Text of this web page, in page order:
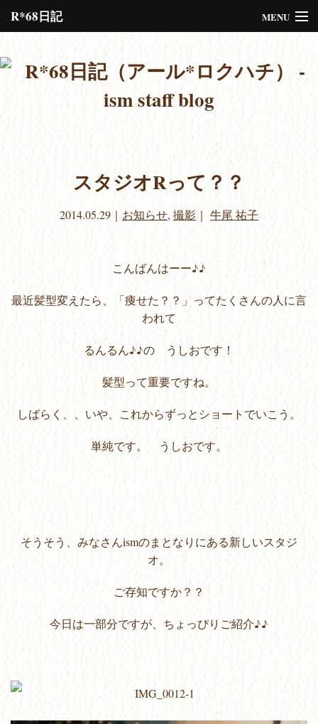
R*68日記 MENU
Please assign a menu to the primary menu location under
スタジオRって？？
2014.05.29 ｜ お知らせ, 撮影 ｜ 牛尾 祐子
こんばんはーー♪♪
最近髪型変えたら、「痩せた？？」ってたくさんの人に言
われて
るんるん♪♪の うしおです！
髪型って重要ですね。
しばらく、、いや、これからずっとショートでいこう。
単純です。 うしおです。
そうそう、みなさんismのまとなりにある新しいスタジ
オ。
ご存知ですか？？
今日は一部分ですが、ちょっぴりご紹介♪♪